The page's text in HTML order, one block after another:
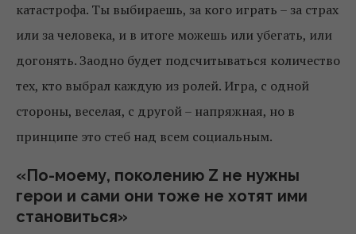
катастрофа. Ты выбираешь, за кого играть – за страх
или за человека, и в итоге можешь или убегать, или
догонять. Заодно будет подсчитываться количество
тех, кто выбрал каждую из ролей. Игра, с одной
стороны, веселая, с другой – напряжная, но в
принципе это стеб над всем социальным.
«По-моему, поколению Z не нужны
герои и сами они тоже не хотят ими
становиться»